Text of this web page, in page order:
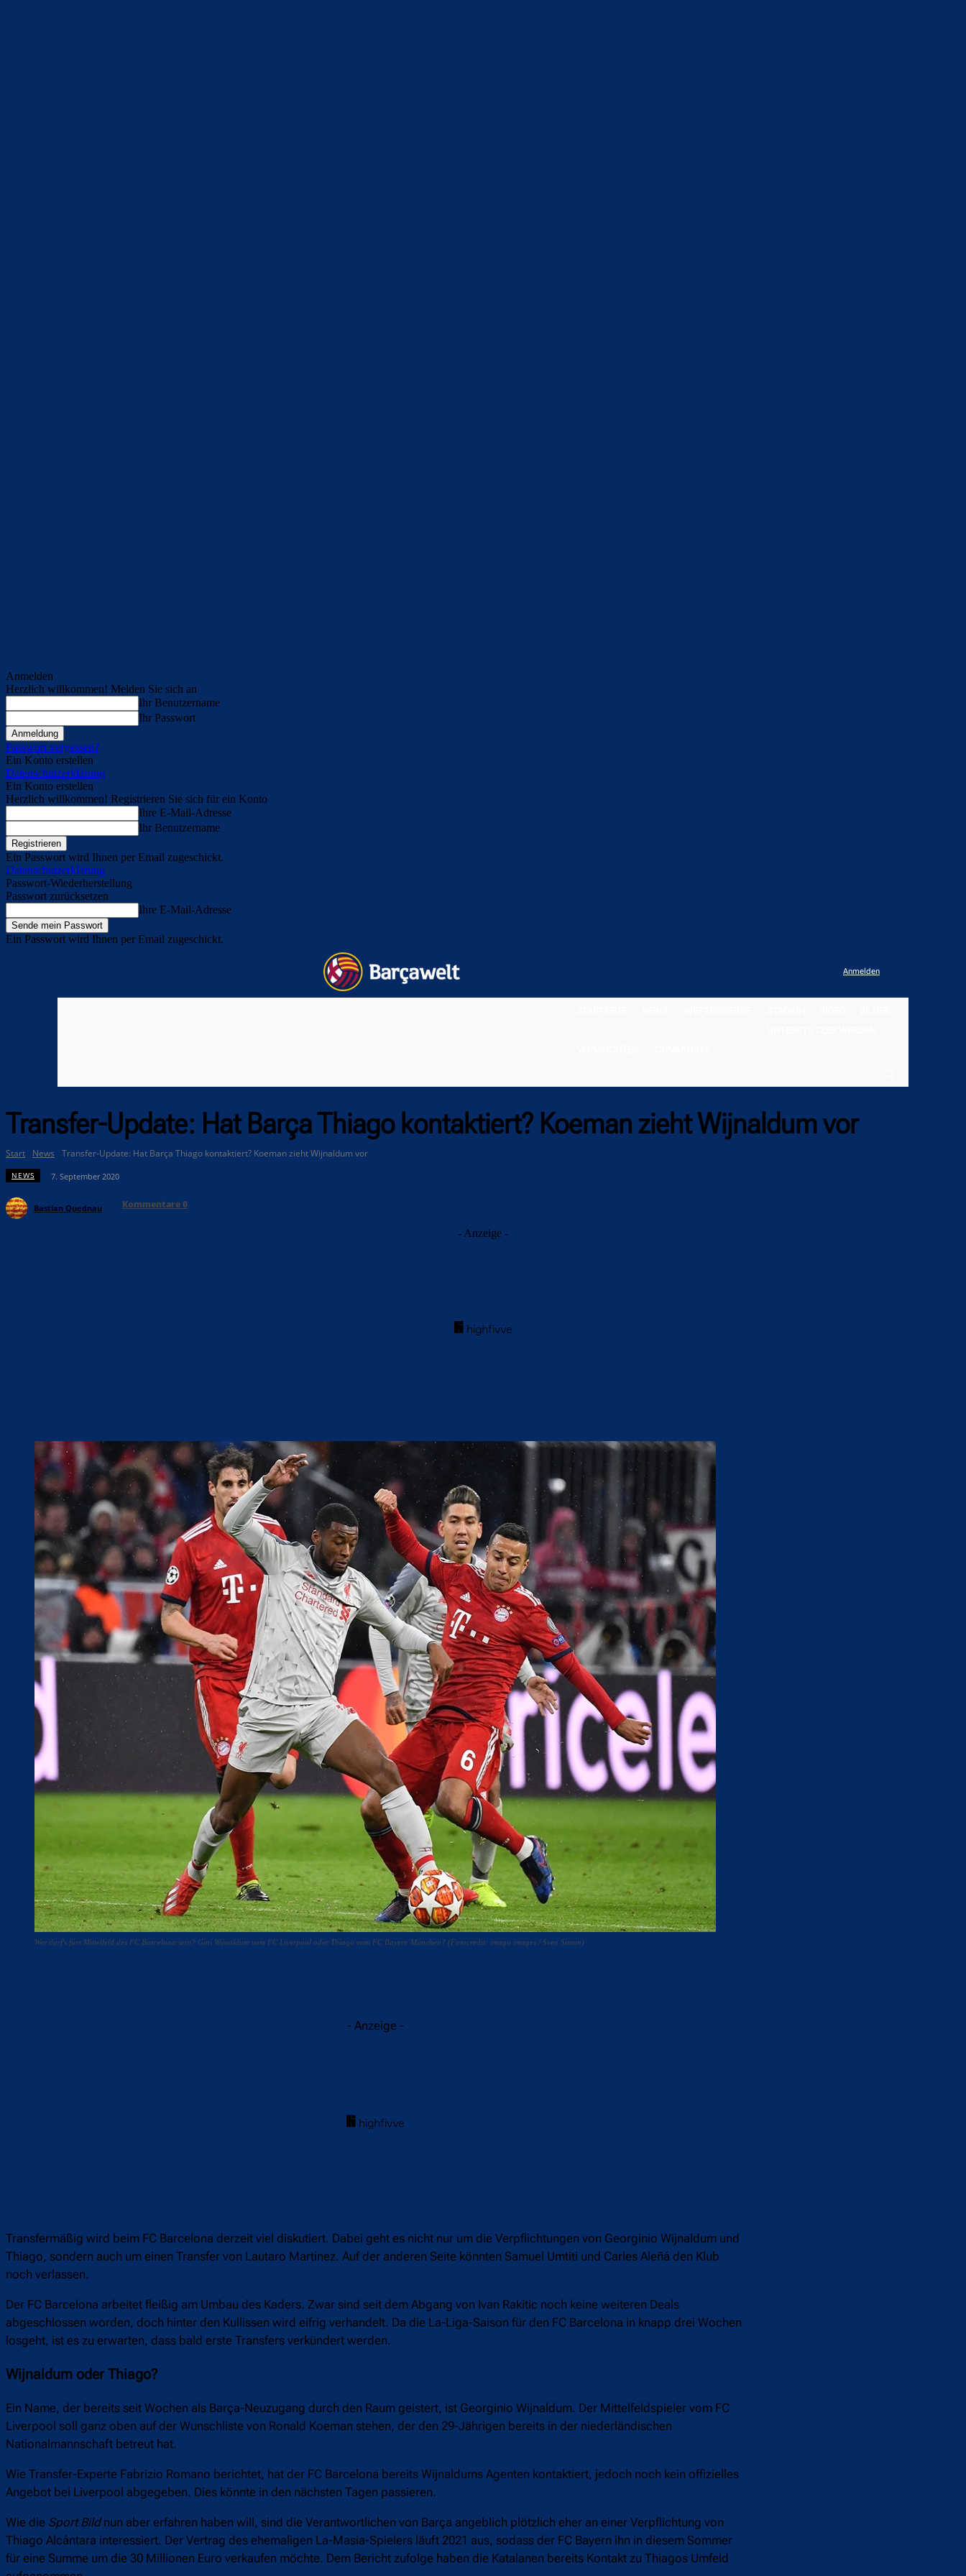
Anmelden
Herzlich willkommen! Melden Sie sich an
Ihr Benutzername
Ihr Passwort
Passwort vergessen?
Ein Konto erstellen
Datenschutzerklärung
Ein Konto erstellen
Herzlich willkommen! Registrieren Sie sich für ein Konto
Ihre E-Mail-Adresse
Ihr Benutzername
Ein Passwort wird Ihnen per Email zugeschickt.
Datenschutzerklärung
Passwort-Wiederherstellung
Passwort zurücksetzen
Ihre E-Mail-Adresse
Ein Passwort wird Ihnen per Email zugeschickt.
Anmelden
Transfer-Update: Hat Barça Thiago kontaktiert? Koeman zieht Wijnaldum vor
Start News Transfer-Update: Hat Barça Thiago kontaktiert? Koeman zieht Wijnaldum vor
NEWS 7. September 2020
Bastian Quednau Kommentare0
- Anzeige -
Wer darf's fürs Mittelfeld des FC Barcelona sein? Gini Wijnaldum vom FC Liverpool oder Thiago vom FC Bayern München? (Fotocredit: imago images / Sven Simon)
- Anzeige -
Transfermäßig wird beim FC Barcelona derzeit viel diskutiert. Dabei geht es nicht nur um die Verpflichtungen von Georginio Wijnaldum und
Thiago, sondern auch um einen Transfer von Lautaro Martínez. Auf der anderen Seite könnten Samuel Umtiti und Carles Aleñá den Klub
noch verlassen.
Der FC Barcelona arbeitet fleißig am Umbau des Kaders. Zwar sind seit dem Abgang von Ivan Rakitic noch keine weiteren Deals
abgeschlossen worden, doch hinter den Kullissen wird eifrig verhandelt. Da die La-Liga-Saison für den FC Barcelona in knapp drei Wochen
losgeht, ist es zu erwarten, dass bald erste Transfers verkündert werden.
Wijnaldum oder Thiago?
Ein Name, der bereits seit Wochen als Barça-Neuzugang durch den Raum geistert, ist Georginio Wijnaldum. Der Mittelfeldspieler vom FC
Liverpool soll ganz oben auf der Wunschliste von Ronald Koeman stehen, der den 29-Jährigen bereits in der niederländischen
Nationalmannschaft betreut hat.
Wie Transfer-Experte Fabrizio Romano berichtet, hat der FC Barcelona bereits Wijnaldums Agenten kontaktiert, jedoch noch kein offizielles
Angebot bei Liverpool abgegeben. Dies könnte in den nächsten Tagen passieren.
Wie die Sport Bildnun aber erfahren haben will, sind die Verantwortlichen von Barça angeblich plötzlich eher an einer Verpflichtung von
Thiago Alcántara interessiert. Der Vertrag des ehemaligen La-Masia-Spielers läuft 2021 aus, sodass der FC Bayern ihn in diesem Sommer
für eine Summe um die 30 Millionen Euro verkaufen möchte. Dem Bericht zufolge haben die Katalanen bereits Kontakt zu Thiagos Umfeld